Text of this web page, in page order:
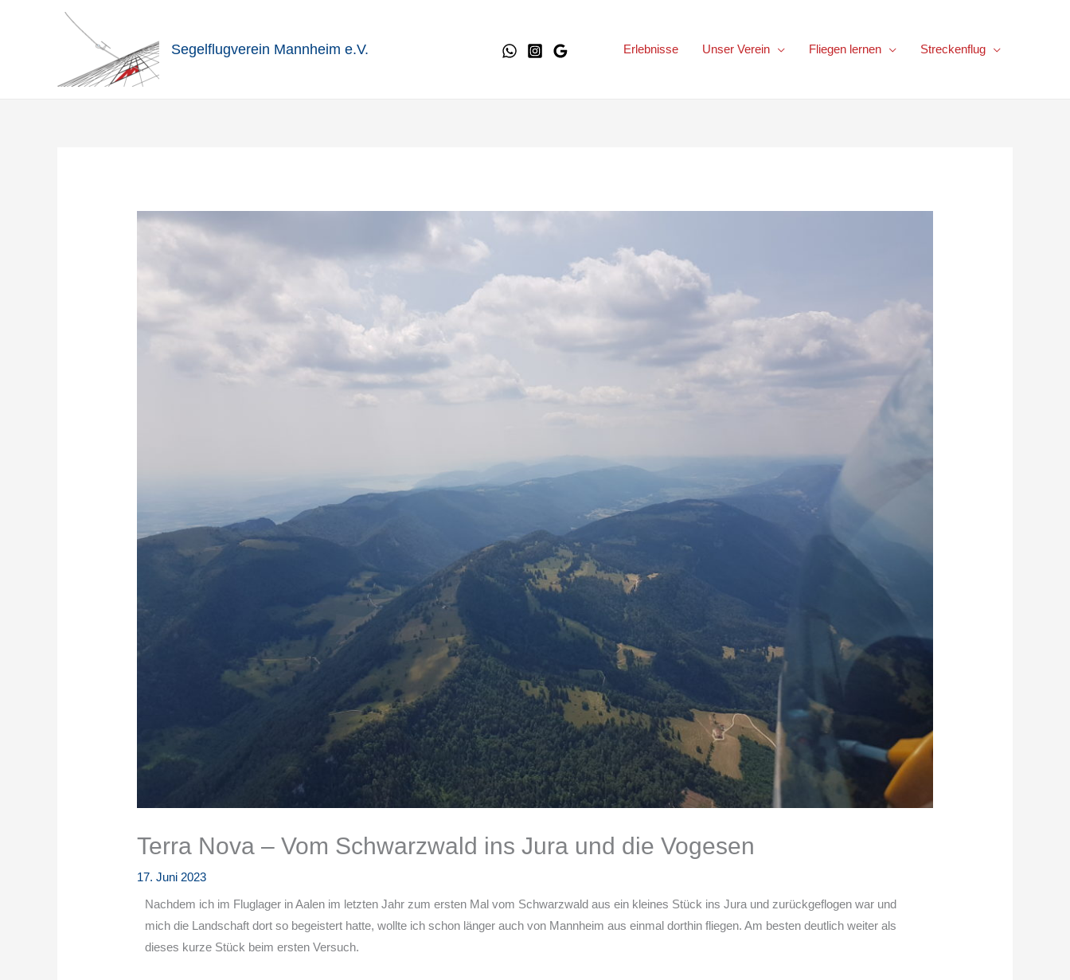
Segelflugverein Mannheim e.V. Erlebnisse Unser Verein Fliegen lernen Streckenflug
Terra Nova – Vom Schwarzwald ins Jura und die Vogesen
17. Juni 2023
Nachdem ich im Fluglager in Aalen im letzten Jahr zum ersten Mal vom Schwarzwald aus ein kleines Stück ins Jura und zurückgeflogen war und
mich die Landschaft dort so begeistert hatte, wollte ich schon länger auch von Mannheim aus einmal dorthin fliegen. Am besten deutlich weiter als
dieses kurze Stück beim ersten Versuch.